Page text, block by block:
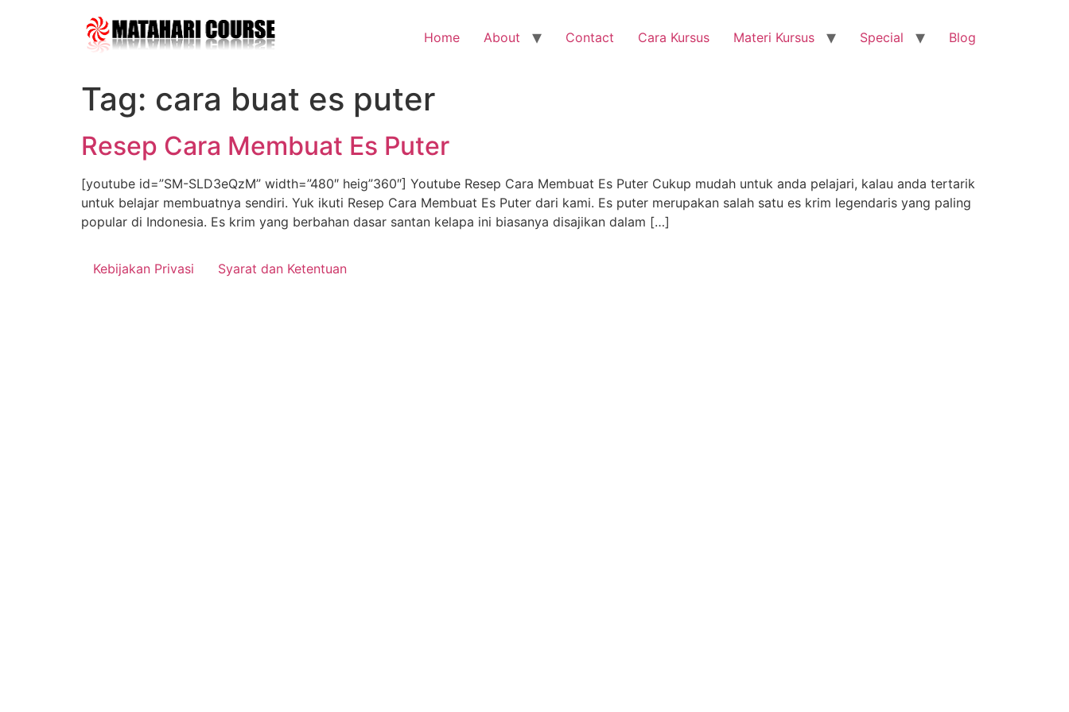
Home About Contact Cara Kursus Materi Kursus Special Blog
Tag: cara buat es puter
Resep Cara Membuat Es Puter
[youtube id=”SM-SLD3eQzM” width=”480″ heig”360″] Youtube Resep Cara Membuat Es Puter Cukup mudah untuk anda pelajari, kalau anda tertarik
untuk belajar membuatnya sendiri. Yuk ikuti Resep Cara Membuat Es Puter dari kami. Es puter merupakan salah satu es krim legendaris yang paling
popular di Indonesia. Es krim yang berbahan dasar santan kelapa ini biasanya disajikan dalam […]
Kebijakan Privasi Syarat dan Ketentuan